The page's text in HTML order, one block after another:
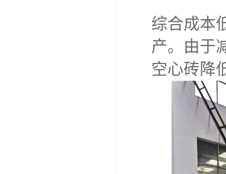
综合成本
产。由于
空心砖降